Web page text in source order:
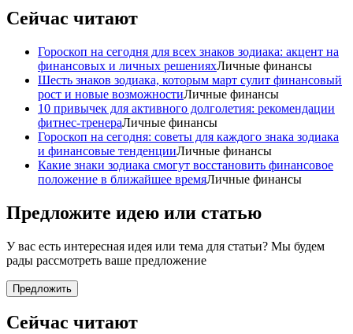
Сейчас читают
Гороскоп на сегодня для всех знаков зодиака: акцент на
финансовых и личных решенияхЛичные финансы
Шесть знаков зодиака, которым март сулит финансовый
рост и новые возможностиЛичные финансы
10 привычек для активного долголетия: рекомендации
фитнес-тренераЛичные финансы
Гороскоп на сегодня: советы для каждого знака зодиака
и финансовые тенденцииЛичные финансы
Какие знаки зодиака смогут восстановить финансовое
положение в ближайшее времяЛичные финансы
Предложите идею или статью
У вас есть интересная идея или тема для статьи? Мы будем
рады рассмотреть ваше предложение
Предложить
Сейчас читают